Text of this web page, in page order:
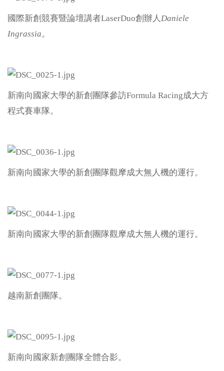
國際新創競賽暨論壇講者LaserDuo創辦人 Daniele
Ingrassia。
新南向國家大學的新創團隊參訪Formula Racing成大方
程式賽車隊。
新南向國家大學的新創團隊觀摩成大無人機的運行。
新南向國家大學的新創團隊觀摩成大無人機的運行。
越南新創團隊。
新南向國家新創團隊全體合影。